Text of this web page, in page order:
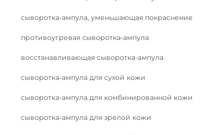
сыворотка-ампула, уменьшающая покраснение
противоугревая сыворотка-ампула
восстанавливающая сыворотка-ампула
сыворотка-ампула для сухой кожи
сыворотка-ампула для комбинированной кожи
сыворотка-ампула для зрелой кожи